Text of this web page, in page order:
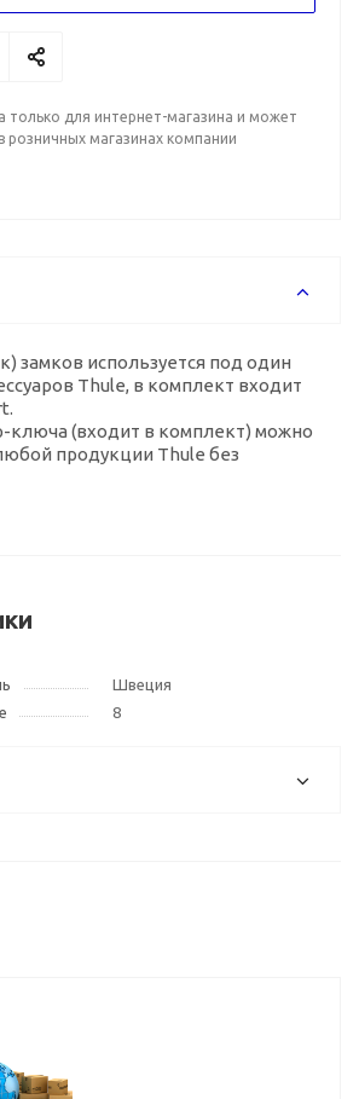
только для интернет-магазина и может
розничных магазинах компании
замков используется под один
Thule, в комплект входит
(входит в комплект) можно
продукции Thule без
Швеция
8